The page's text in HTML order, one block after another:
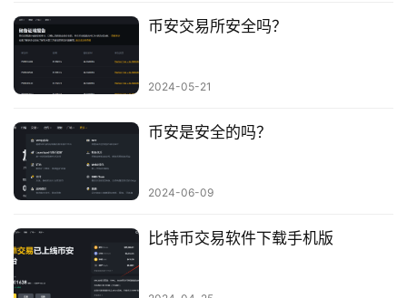
币安交易所安全吗？
2024-05-21
币安是安全的吗？
2024-06-09
比特币交易软件下载手机版